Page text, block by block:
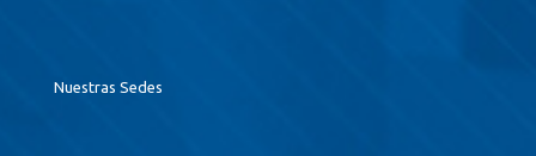
Nuestras Sedes